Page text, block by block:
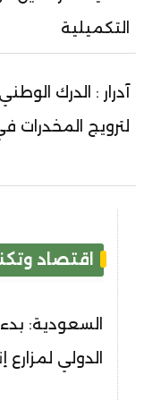
التكميلية
آدرار : الدرك
لترويج المخدرات
اقتصاد
السعودية:
الدولي لمزارع